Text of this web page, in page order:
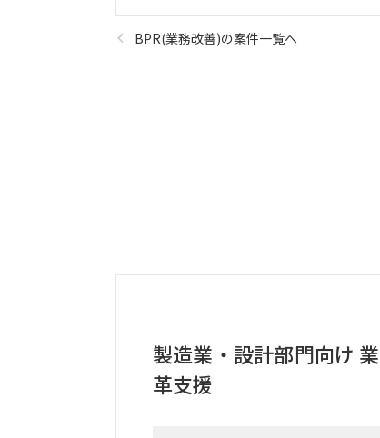
BPR(業務改善)の案件一覧へ
製造業・設計部門向け
革支援